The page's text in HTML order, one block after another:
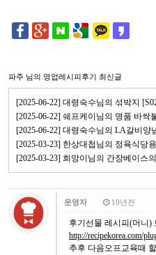
파주 님의 영업레시피후기 최신글
[2025-06-22] 대령숙수님의 섞박지
[2025-06-22] 쉐프케이님의 명품 바싹
[2025-06-22] 대령숙수님의 LA갈비양
[2025-03-23] 한상대첩님의 정육식당
[2025-03-23] 희망이님의 간장베이스
운영자 10년전
후기선물 레시피(머니)
http://recipekorea.com/
추후 다음오프교육때